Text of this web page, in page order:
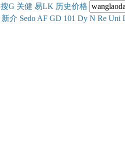
搜G 关健 易LK 历史价格
新介 Sedo AF GD 101 Dy N Re Uni